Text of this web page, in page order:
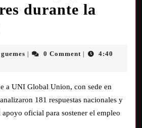
durante la
guemes 0 Comment
4:40
a UNI Global Union, con sede en
181 respuestas nacionales y
oficial para sostener el empleo